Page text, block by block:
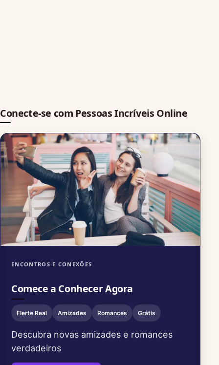
Conecte-se com Pessoas Incríveis Online
ENCONTROS E CONEXÕES
Comece a Conhecer Agora
Flerte Real Amizades Romances Grátis
Descubra novas amizades e romances
verdadeiros